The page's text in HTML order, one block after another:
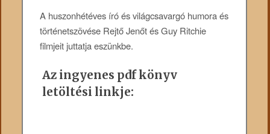
A huszonhétéves író és világcsavargó humora és
történetszövése Rejtő Jenőt és Guy Ritchie
filmjeit juttatja eszünkbe.
Az ingyenes pdf könyv
letöltési linkje: